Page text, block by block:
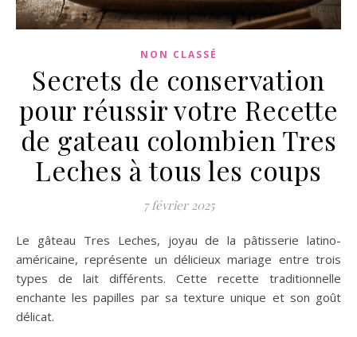
NON CLASSÉ
Secrets de conservation
pour réussir votre Recette
de gateau colombien Tres
Leches à tous les coups
7 février 2025
Le gâteau Tres Leches, joyau de la pâtisserie latino-
américaine, représente un délicieux mariage entre trois
types de lait différents. Cette recette traditionnelle
enchante les papilles par sa texture unique et son goût
délicat.